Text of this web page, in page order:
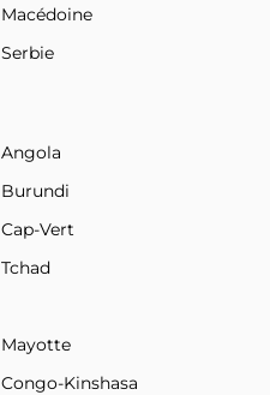
Macédoine
Serbie
Angola
Burundi
Cap-Vert
Tchad
Mayotte
Congo-Kinshasa